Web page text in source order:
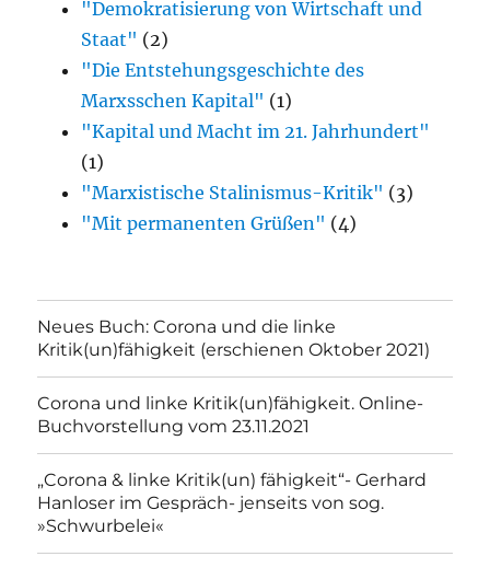
"Demokratisierung von Wirtschaft und
Staat" (2)
"Die Entstehungsgeschichte des
Marxsschen Kapital" (1)
"Kapital und Macht im 21. Jahrhundert"
(1)
"Marxistische Stalinismus-Kritik" (3)
"Mit permanenten Grüßen" (4)
Neues Buch: Corona und die linke
Kritik(un)fähigkeit (erschienen Oktober 2021)
Corona und linke Kritik(un)fähigkeit. Online-
Buchvorstellung vom 23.11.2021
„Corona & linke Kritik(un) fähigkeit“- Gerhard
Hanloser im Gespräch- jenseits von sog.
»Schwurbelei«